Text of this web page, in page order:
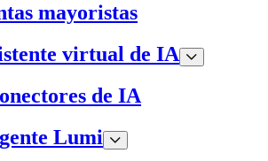
mayoristas
virtual de IA
de IA
Lumi